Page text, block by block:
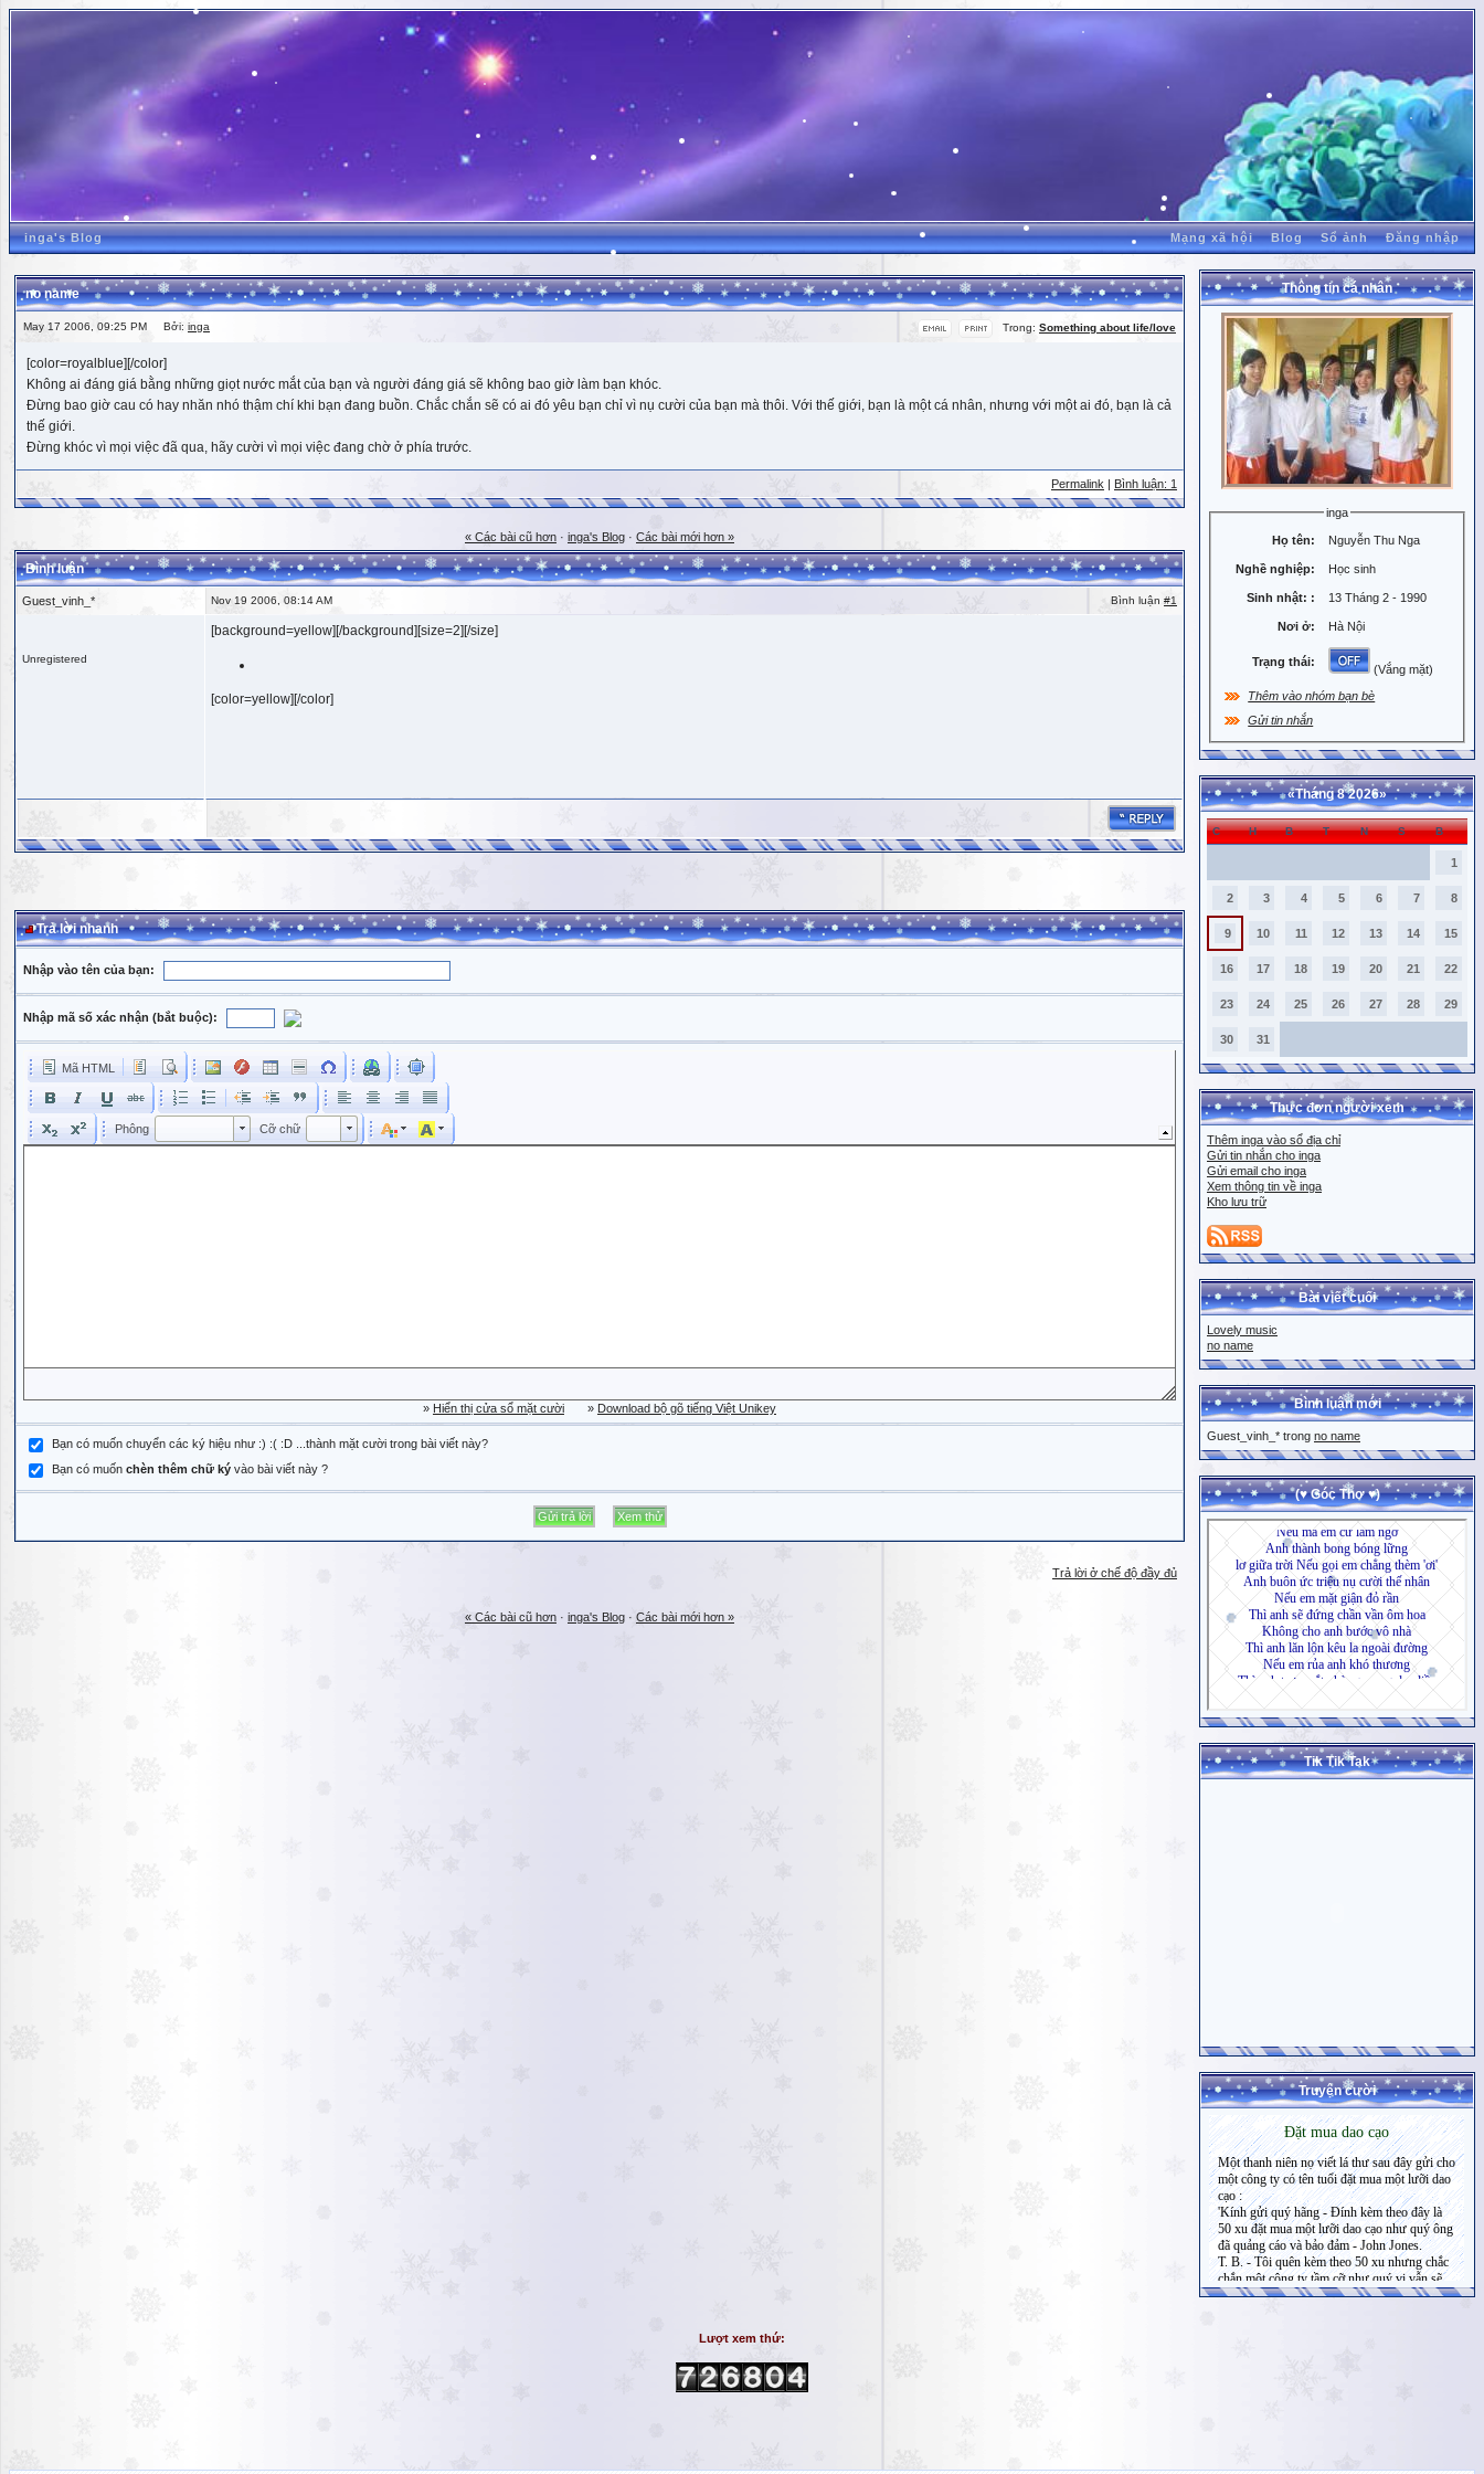
inga's Blog Mạng xã hội Blog Sổ ảnh Đăng nhập
no name
Trong: Something about life/love
May 17 2006, 09:25 PM Bởi: inga
[color=royalblue][/color]
Không ai đáng giá bằng những giọt nước mắt của bạn và người đáng giá sẽ không bao giờ làm bạn khóc.
Đừng bao giờ cau có hay nhăn nhó thậm chí khi bạn đang buồn. Chắc chắn sẽ có ai đó yêu bạn chỉ vì nụ cười của bạn mà thôi. Với thế giới, bạn là một cá nhân, nhưng với một ai đó, bạn là cả
thế giới.
Đừng khóc vì mọi việc đã qua, hãy cười vì mọi việc đang chờ ở phía trước.
Permalink Bình luận: 1
« Các bài cũ hơn · inga's Blog · Các bài mới hơn »
Bình luận
Guest_vinh_* Nov 19 2006, 08:14 AM Bình luận #1
Unregistered
[background=yellow][/background][size=2][/size]
[color=yellow][/color]
Trả lời nhanh
Nhập vào tên của bạn:
Nhập mã số xác nhận (bắt buộc):
Mã HTML
Phông Cỡ chữ Kích cỡ phông
» Hiển thị cửa sổ mặt cười » Download bộ gõ tiếng Việt Unikey
Bạn có muốn chuyển các ký hiệu như :) :( :D ...thành mặt cười trong bài viết này?
Bạn có muốn chèn thêm chữ ký vào bài viết này ?
Trả lời ở chế độ đầy đủ
« Các bài cũ hơn · inga's Blog · Các bài mới hơn »
Thông tin cá nhân
inga
Họ tên: Nguyễn Thu Nga
Nghề nghiệp: Học sinh
Sinh nhật: : 13 Tháng 2 - 1990
Nơi ở: Hà Nội
Trạng thái:
(Vắng mặt)
Thêm vào nhóm bạn bè
Gửi tin nhắn
«Tháng 8 2026»
C H B T N S B
1
2 3 4 5 6 7 8
9 10 11 12 13 14 15
16 17 18 19 20 21 22
23 24 25 26 27 28 29
30 31
Thực đơn người xem
Thêm inga vào sổ địa chỉ
Gửi tin nhắn cho inga
Gửi email cho inga
Xem thông tin về inga
Kho lưu trữ
Bài viết cuối
Lovely music
no name
Bình luận mới
Guest_vinh_* trong no name
(♥ Góc Thơ ♥)
Tik Tik Tak
Truyện cười
Lượt xem thứ: